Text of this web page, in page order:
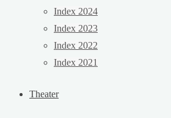
Index 2024
Index 2023
Index 2022
Index 2021
Theater